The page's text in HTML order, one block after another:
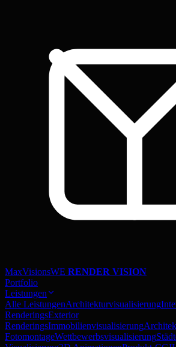
MaxVisionsWE RENDER VISION
Portfolio
Leistungen
Alle LeistungenArchitekturvisualisierung
RenderingsExterior
RenderingsImmobilienvisualisierung
FotomontageWettbewerbsvisualisierung